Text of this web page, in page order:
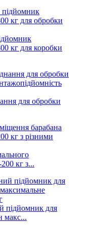
кг для коробки
для обробки
кг з...
підйомник для
макс...